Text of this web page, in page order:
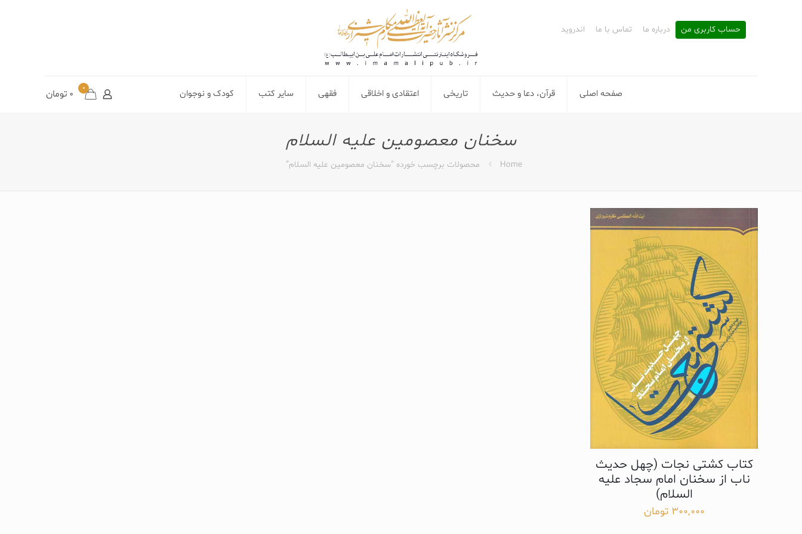
صفحه اصلی قرآن، دعا و حدیث تاریخی اعتقادی و اخلاقی فقهی سایر کتب کودک و نوجوان
حساب کاربری من درباره ما تماس با ما اندروید
0
0 تومان
سخنان معصومین علیه السلام
Home محصولات برچسب خورده “سخنان معصومین علیه السلام”
کتاب کشتی نجات (چهل حدیث
ناب از سخنان امام سجاد علیه
السلام)
300,000 تومان